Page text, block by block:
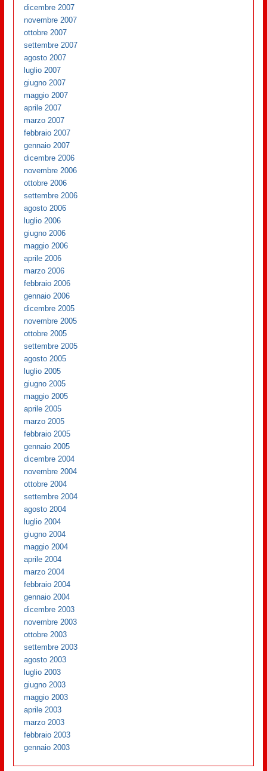
dicembre 2007
novembre 2007
ottobre 2007
settembre 2007
agosto 2007
luglio 2007
giugno 2007
maggio 2007
aprile 2007
marzo 2007
febbraio 2007
gennaio 2007
dicembre 2006
novembre 2006
ottobre 2006
settembre 2006
agosto 2006
luglio 2006
giugno 2006
maggio 2006
aprile 2006
marzo 2006
febbraio 2006
gennaio 2006
dicembre 2005
novembre 2005
ottobre 2005
settembre 2005
agosto 2005
luglio 2005
giugno 2005
maggio 2005
aprile 2005
marzo 2005
febbraio 2005
gennaio 2005
dicembre 2004
novembre 2004
ottobre 2004
settembre 2004
agosto 2004
luglio 2004
giugno 2004
maggio 2004
aprile 2004
marzo 2004
febbraio 2004
gennaio 2004
dicembre 2003
novembre 2003
ottobre 2003
settembre 2003
agosto 2003
luglio 2003
giugno 2003
maggio 2003
aprile 2003
marzo 2003
febbraio 2003
gennaio 2003